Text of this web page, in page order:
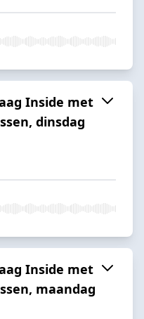
Inside met
dinsdag
Inside met
maandag